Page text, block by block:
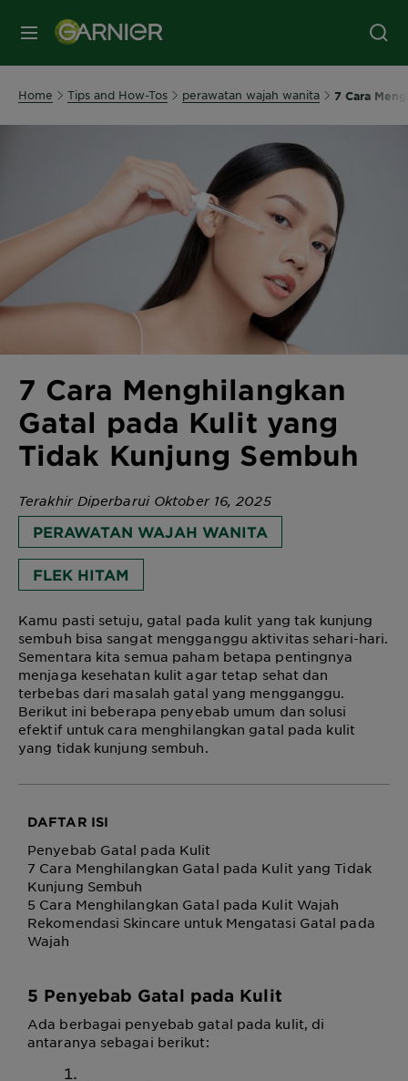
MENU
Home Tips and How-Tos perawatan wajah wanita 7 Cara
7 Cara Menghilangkan
Gatal pada Kulit yang
Tidak Kunjung Sembuh
Terakhir Diperbarui Oktober 16, 2025
PERAWATAN WAJAH WANITA
FLEK HITAM
Kamu pasti setuju, gatal pada kulit yang tak kunjung
sembuh bisa sangat mengganggu aktivitas sehari-hari.
Sementara kita semua paham betapa pentingnya
menjaga kesehatan kulit agar tetap sehat dan
terbebas dari masalah gatal yang mengganggu.
Berikut ini beberapa penyebab umum dan solusi
efektif untuk cara menghilangkan gatal pada kulit
yang tidak kunjung sembuh.
DAFTAR ISI
Penyebab Gatal pada Kulit
7 Cara Menghilangkan Gatal pada Kulit yang Tidak
Kunjung Sembuh
5 Cara Menghilangkan Gatal pada Kulit Wajah
Rekomendasi Skincare untuk Mengatasi Gatal pada
Wajah
5 Penyebab Gatal pada Kulit
Ada berbagai penyebab gatal pada kulit, di
antaranya sebagai berikut: